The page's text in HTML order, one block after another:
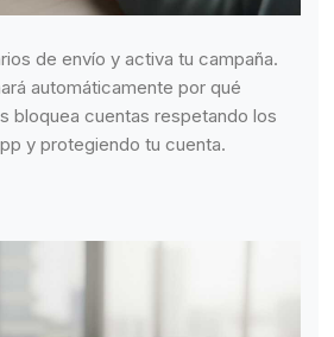
de envío y activa tu campaña.
automáticamente por qué
bloquea cuentas respetando los
y protegiendo tu cuenta.